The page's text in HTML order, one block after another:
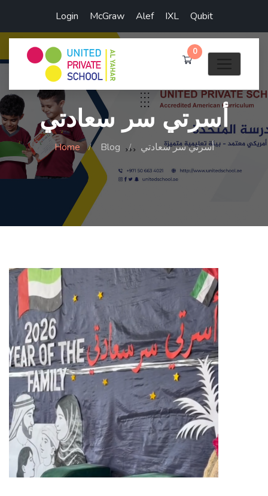
Login McGraw Alef IXL Qubit
0
أسرتي سر سعادتي
Home Blog أسرتي سر سعادتي